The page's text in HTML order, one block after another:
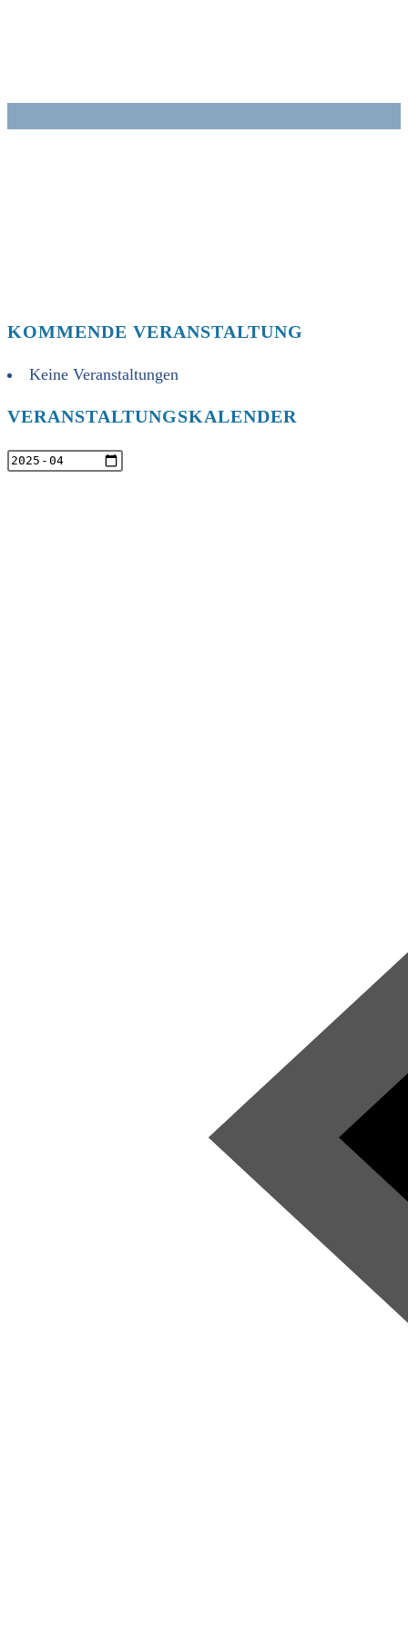
KOMMENDE VERANSTALTUNG
Keine Veranstaltungen
VERANSTALTUNGSKALENDER